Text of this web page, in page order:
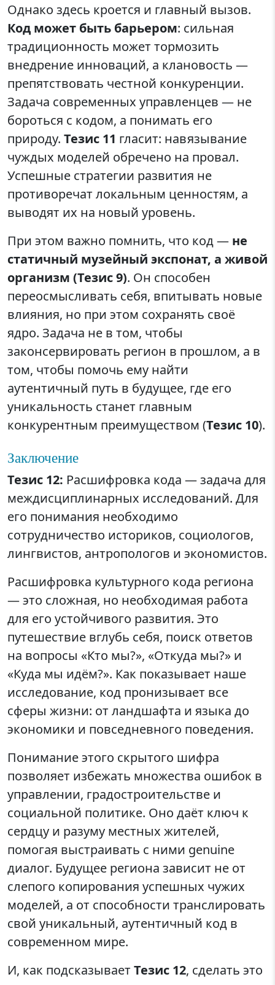
Однако здесь кроется и главный вызов.
Код может быть барьером: сильная
традиционность может тормозить
внедрение инноваций, а клановость —
препятствовать честной конкуренции.
Задача современных управленцев — не
бороться с кодом, а понимать его
природу. Тезис 11 гласит: навязывание
чуждых моделей обречено на провал.
Успешные стратегии развития не
противоречат локальным ценностям, а
выводят их на новый уровень.
При этом важно помнить, что код — не
статичный музейный экспонат, а живой
организм (Тезис 9). Он способен
переосмысливать себя, впитывать новые
влияния, но при этом сохранять своё
ядро. Задача не в том, чтобы
законсервировать регион в прошлом, а в
том, чтобы помочь ему найти
аутентичный путь в будущее, где его
уникальность станет главным
конкурентным преимуществом (Тезис 10).
Заключение
Тезис 12: Расшифровка кода — задача для
междисциплинарных исследований. Для
его понимания необходимо
сотрудничество историков, социологов,
лингвистов, антропологов и экономистов.
Расшифровка культурного кода региона
— это сложная, но необходимая работа
для его устойчивого развития. Это
путешествие вглубь себя, поиск ответов
на вопросы «Кто мы?», «Откуда мы?» и
«Куда мы идём?». Как показывает наше
исследование, код пронизывает все
сферы жизни: от ландшафта и языка до
экономики и повседневного поведения.
Понимание этого скрытого шифра
позволяет избежать множества ошибок в
управлении, градостроительстве и
социальной политике. Оно даёт ключ к
сердцу и разуму местных жителей,
помогая выстраивать с ними genuine
диалог. Будущее региона зависит не от
слепого копирования успешных чужих
моделей, а от способности транслировать
свой уникальный, аутентичный код в
современном мире.
И, как подсказывает Тезис 12, сделать это